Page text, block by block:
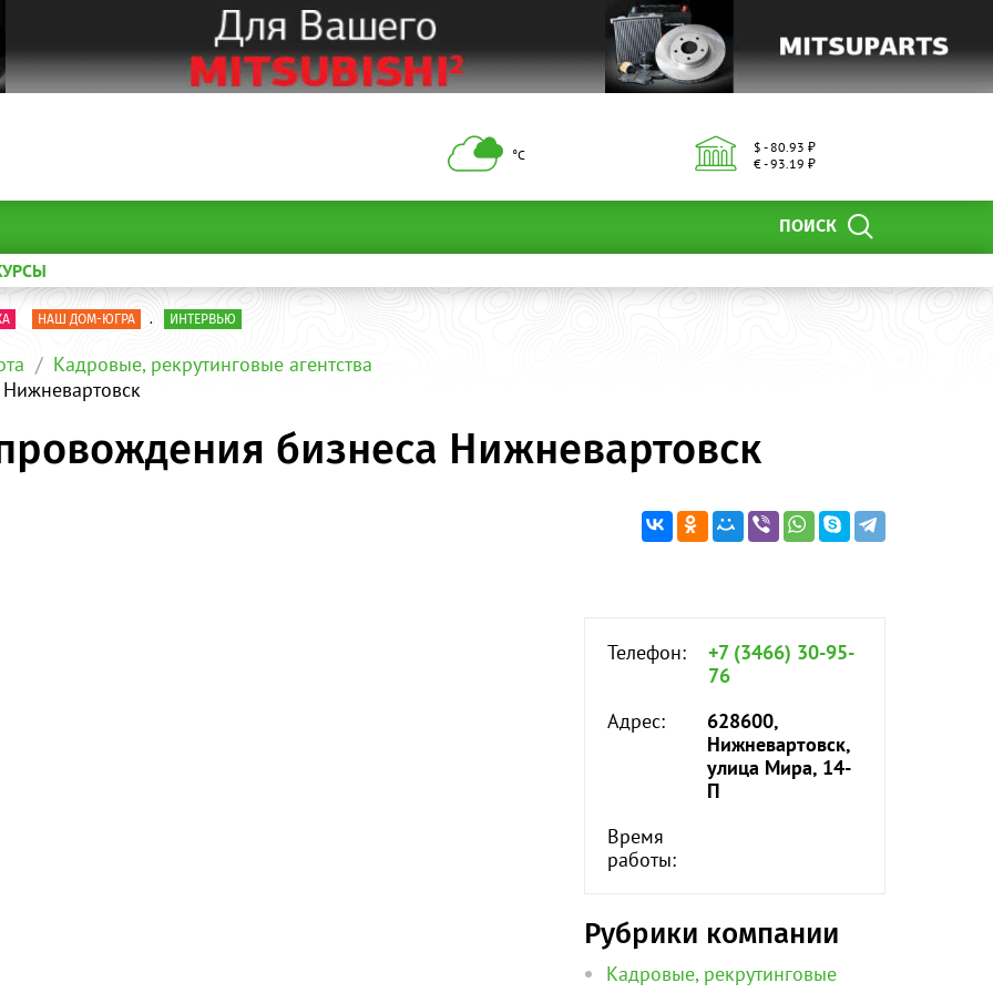
°С
$ - 80.93 ₽
€ - 93.19 ₽
ПОИСК
НАШ ДОМ-ЮГРА . ИНТЕРВЬЮ
Кадровые, рекрутинговые агентства
Нижневартовск
бизнеса Нижневартовск
Телефон:
+7 (3466) 30-95-
76
Адрес:
628600,
Нижневартовск,
улица Мира, 14-
П
Время
работы:
Рубрики компании
Кадровые, рекрутинговые